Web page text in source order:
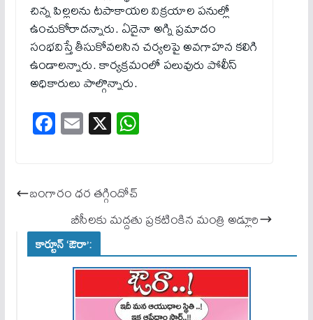
చిన్న పిల్లలను ట‌పాకాయ‌ల విక్రయాల పనుల్లో
ఉంచుకోరాదన్నారు. ఏదైనా అగ్ని ప్రమాదం
సంభవిస్తే తీసుకోవలసిన చర్యలపై అవగాహన కలిగి
ఉండాలన్నారు. కార్యక్రమంలో పలువురు పోలీస్
అధికారులు పాల్గొన్నారు.
Fa
ce
ok
E
m
X W
ha
pp
బంగారం ధర తగ్గిందోచ్
బీసీలకు మ‌ద్ద‌తు ప్ర‌క‌టింకిన మంత్రి అడ్లూరి
కార్టూన్ ‘ఔరా’: